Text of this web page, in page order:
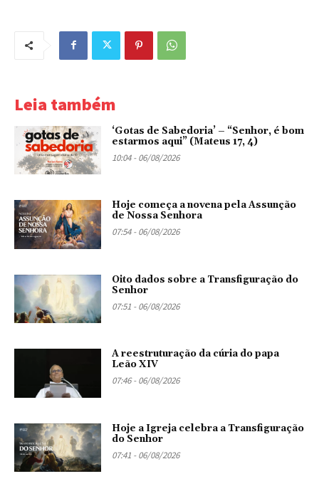
Leia também
‘Gotas de Sabedoria’ – “Senhor, é bom
estarmos aqui” (Mateus 17, 4)
10:04 - 06/08/2026
Hoje começa a novena pela Assunção
de Nossa Senhora
07:54 - 06/08/2026
Oito dados sobre a Transfiguração do
Senhor
07:51 - 06/08/2026
A reestruturação da cúria do papa
Leão XIV
07:46 - 06/08/2026
Hoje a Igreja celebra a Transfiguração
do Senhor
07:41 - 06/08/2026